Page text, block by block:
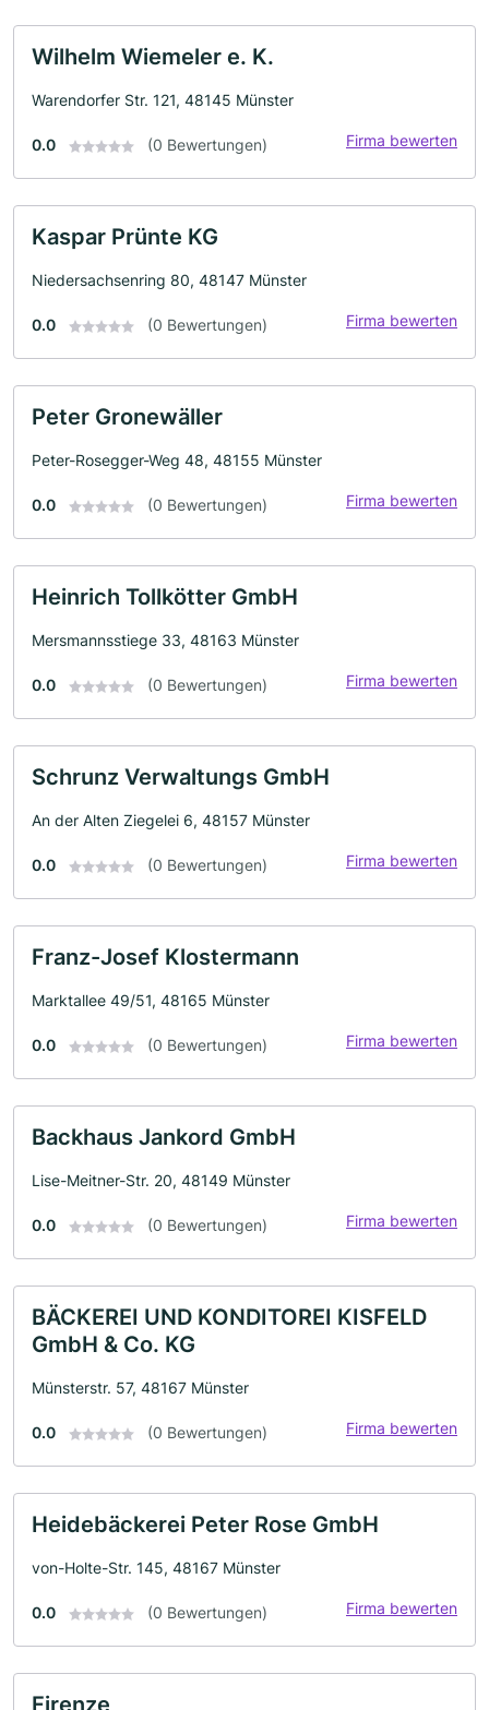
Wilhelm Wiemeler e. K.
Warendorfer Str. 121, 48145 Münster
0.0 (0 Bewertungen) Firma bewerten
Kaspar Prünte KG
Niedersachsenring 80, 48147 Münster
0.0 (0 Bewertungen) Firma bewerten
Peter Gronewäller
Peter-Rosegger-Weg 48, 48155 Münster
0.0 (0 Bewertungen) Firma bewerten
Heinrich Tollkötter GmbH
Mersmannsstiege 33, 48163 Münster
0.0 (0 Bewertungen) Firma bewerten
Schrunz Verwaltungs GmbH
An der Alten Ziegelei 6, 48157 Münster
0.0 (0 Bewertungen) Firma bewerten
Franz-Josef Klostermann
Marktallee 49/51, 48165 Münster
0.0 (0 Bewertungen) Firma bewerten
Backhaus Jankord GmbH
Lise-Meitner-Str. 20, 48149 Münster
0.0 (0 Bewertungen) Firma bewerten
BÄCKEREI UND KONDITOREI KISFELD
GmbH & Co. KG
Münsterstr. 57, 48167 Münster
0.0 (0 Bewertungen) Firma bewerten
Heidebäckerei Peter Rose GmbH
von-Holte-Str. 145, 48167 Münster
0.0 (0 Bewertungen) Firma bewerten
Firenze